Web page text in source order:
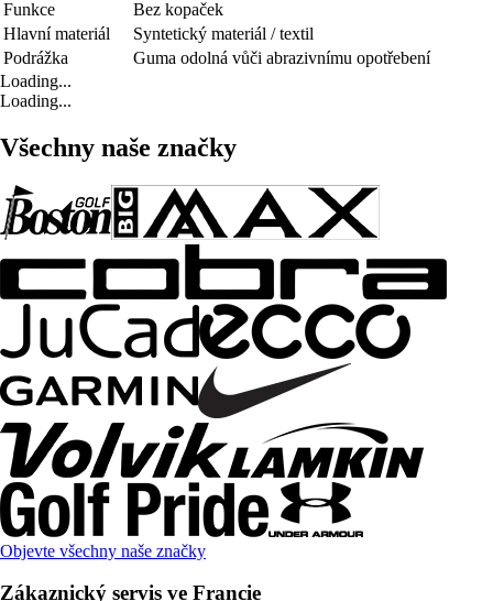
Funkce
Bez kopaček
Hlavní materiál
Syntetický materiál / textil
Podrážka
Guma odolná vůči abrazivnímu opotřebení
Loading...
Loading...
Všechny naše značky
Objevte všechny naše značky
Zákaznický servis ve Francie